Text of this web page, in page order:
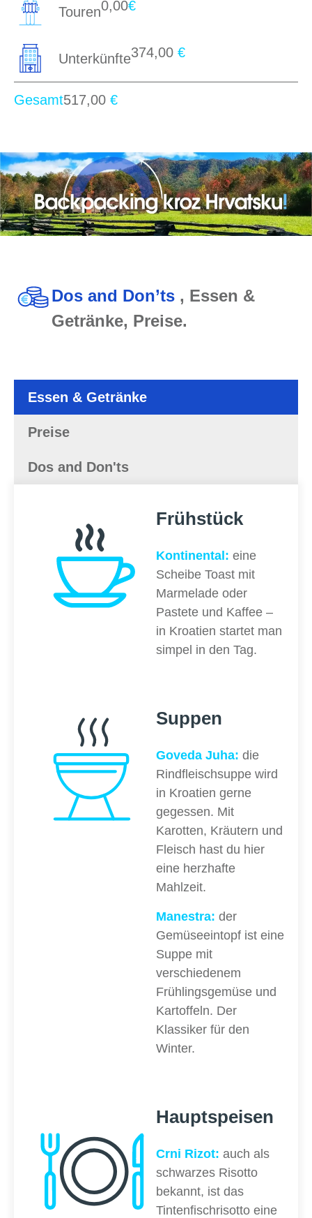
Touren0,00€
Unterkünfte374,00 €
Gesamt517,00 €
Dos and Don’ts , Essen &
Getränke, Preise.
Essen & Getränke
Preise
Dos and Don'ts
Frühstück
Kontinental: eine
Scheibe Toast mit
Marmelade oder
Pastete und Kaffee –
in Kroatien startet man
simpel in den Tag.
Suppen
Goveda Juha: die
Rindfleischsuppe wird
in Kroatien gerne
gegessen. Mit
Karotten, Kräutern und
Fleisch hast du hier
eine herzhafte
Mahlzeit.
Manestra: der
Gemüseeintopf ist eine
Suppe mit
verschiedenem
Frühlingsgemüse und
Kartoffeln. Der
Klassiker für den
Winter.
Hauptspeisen
Crni Rizot: auch als
schwarzes Risotto
bekannt, ist das
Tintenfischrisotto eine